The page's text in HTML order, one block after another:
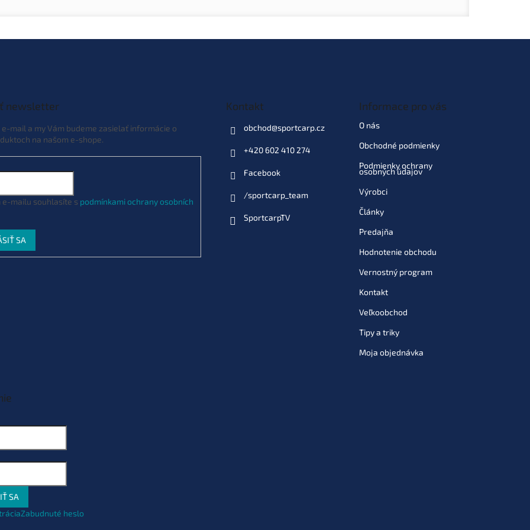
newsletter
mail a my Vám budeme zasielať informácie o
na našom e-shope.
e-mailu souhlasíte s podmínkami ochrany osobních
SA
Kontakt
obchod@sportcarp.cz
+420 602 410 274
Facebook
/sportcarp_team
SportcarpTV
Informace pro vás
O nás
Obchodné podmienky
Podmienky ochrany
osobných údajov
Výrobci
Články
Predajňa
Hodnotenie obchodu
Vernostný program
Kontakt
Veľkoobchod
Tipy a triky
Moja objednávka
SA
Zabudnuté heslo